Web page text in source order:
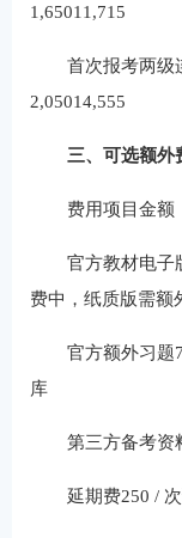
1,65011,715
首次报考两级
2,05014,555
三、可选额外
费用项目金额
官方教材电子
费中，纸质版需额
官方额外习题
库
第三方备考资
延期费250 /